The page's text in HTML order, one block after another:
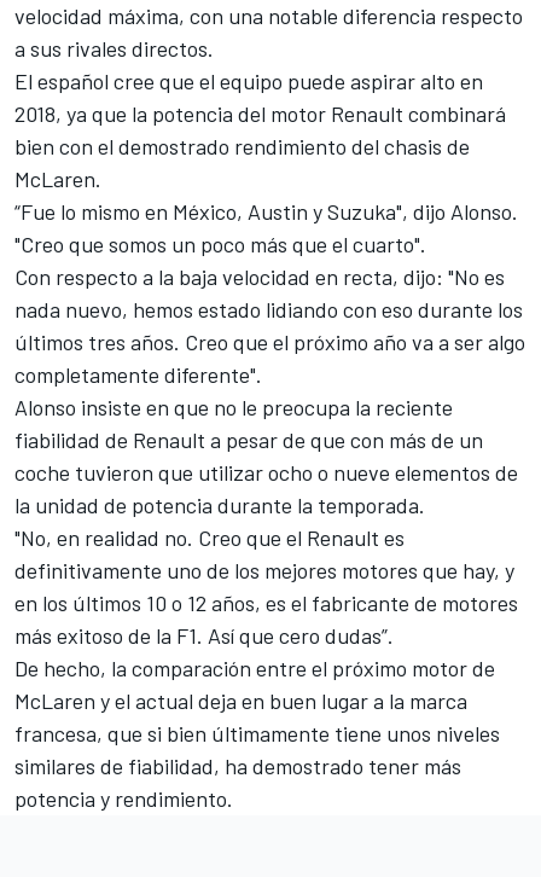
velocidad máxima, con una notable diferencia respecto
a sus rivales directos.
El español cree que el equipo puede aspirar alto en
2018, ya que la potencia del motor Renault combinará
bien con el demostrado rendimiento del chasis de
McLaren.
“Fue lo mismo en México, Austin y Suzuka", dijo Alonso.
"Creo que somos un poco más que el cuarto".
Con respecto a la baja velocidad en recta, dijo: "No es
nada nuevo, hemos estado lidiando con eso durante los
últimos tres años. Creo que el próximo año va a ser algo
completamente diferente".
Alonso insiste en que no le preocupa la reciente
fiabilidad de Renault a pesar de que con más de un
coche tuvieron que utilizar ocho o nueve elementos de
la unidad de potencia durante la temporada.
"No, en realidad no. Creo que el Renault es
definitivamente uno de los mejores motores que hay, y
en los últimos 10 o 12 años, es el fabricante de motores
más exitoso de la F1. Así que cero dudas”.
De hecho, la comparación entre el próximo motor de
McLaren y el actual deja en buen lugar a la marca
francesa, que si bien últimamente tiene unos niveles
similares de fiabilidad, ha demostrado tener más
potencia y rendimiento.